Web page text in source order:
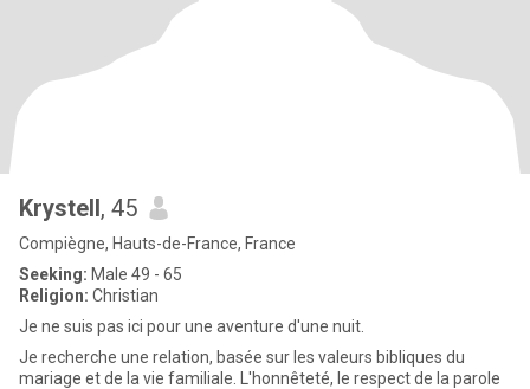
Krystell, 45
Compiègne, Hauts-de-France, France
Seeking: Male 49 - 65
Religion: Christian
Je ne suis pas ici pour une aventure d'une nuit.
Je recherche une relation, basée sur les valeurs bibliques du
mariage et de la vie familiale. L'honnêteté, le respect de la parole